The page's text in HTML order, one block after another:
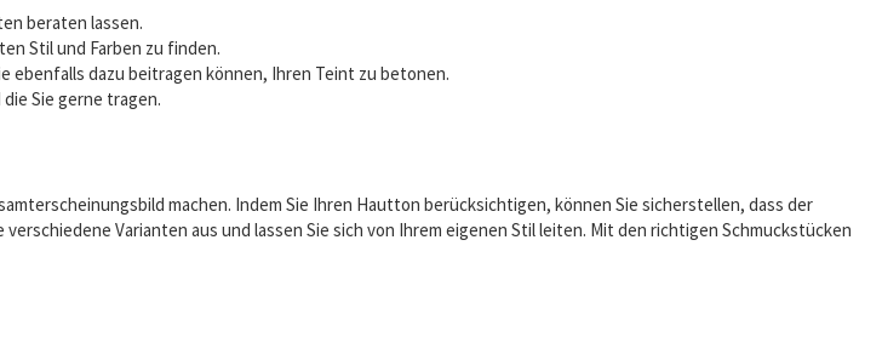
beraten lassen.
Stil und Farben zu finden.
ebenfalls dazu beitragen können, Ihren Teint zu betonen.
Sie gerne tragen.
machen. Indem Sie Ihren Hautton berücksichtigen, können Sie sicherstellen, dass der
Varianten aus und lassen Sie sich von Ihrem eigenen Stil leiten. Mit den richtigen Schmuckstücken